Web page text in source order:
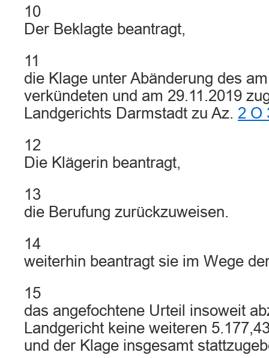
10
Der Beklagte beantragt,
11
die Klage unter Abänderung des
verkündeten und am 29.11.2019
Landgerichts Darmstadt zu Az. 2 O
12
Die Klägerin beantragt,
13
die Berufung zurückzuweisen.
14
weiterhin beantragt sie im Wege
15
das angefochtene Urteil insoweit
Landgericht keine weiteren
und der Klage insgesamt